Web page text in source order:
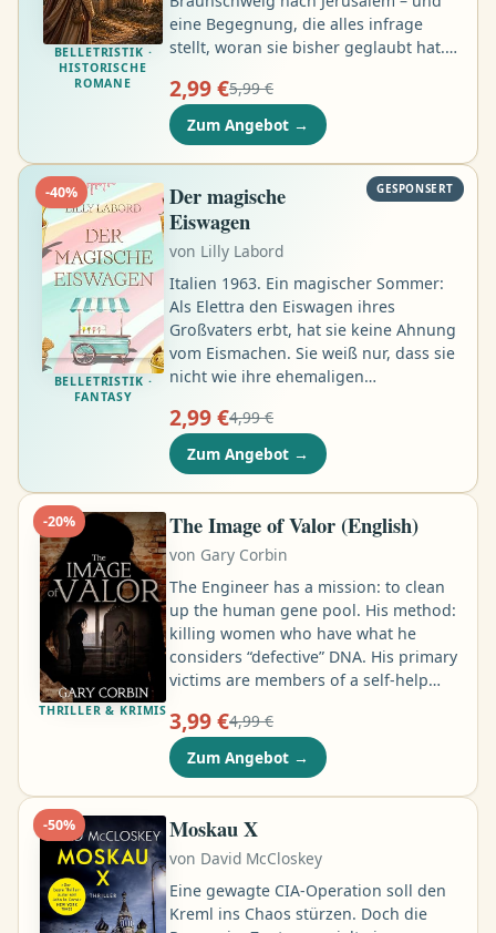
BELLETRISTIK ·
HISTORISCHE
ROMANE
eine Begegnung, die alles infrage
stellt, woran sie bisher geglaubt hat.
Unter dem Deckmantel einer frommen
Pilgerin begibt sich die junge Leonore
von Calven auf die gefährliche Reise
nach Jerusalem. Ihr wahres Ziel muss
um jeden Preis im Verborgenen
bleiben …
2,99 €5,99 €
Zum Angebot →
GESPONSERT
-40%
BELLETRISTIK ·
FANTASY
Der magische
Eiswagen
von Lilly Labord
Italien 1963. Ein magischer Sommer:
Als Elettra den Eiswagen ihres
Großvaters erbt, hat sie keine Ahnung
vom Eismachen. Sie weiß nur, dass sie
nicht wie ihre ehemaligen
arbeiten möchte. Also nimmt sie sich
das Heft vor, das sie zusammen mit
dem Eiswagen bekommen hat. Darin
gibt es nur neun Rezepte und viele
geheimnisvolle Hinweise …
2,99 €4,99 €
Zum Angebot →
-20%
THRILLER & KRIMIS
The Image of Valor (English)
von Gary Corbin
The Engineer has a mission: to clean
up the human gene pool. His method:
killing women who have what he
considers “defective” DNA. His primary
victims are members of a self-help
shaming and body-image issues. The
group includes two of Val Dawes’s
closest friends–and before long, Val
becomes a target as well. Now the
youngest-ever detective in the Clayton
City Police, Val goes undercover to
track down how the killer is
identifying and isolating his victims …
3,99 €4,99 €
Zum Angebot →
-50% Moskau X
von David McCloskey
Eine gewagte CIA-Operation soll den
Kreml ins Chaos stürzen. Doch die